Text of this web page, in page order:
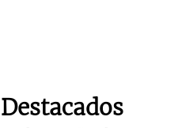
Destacados